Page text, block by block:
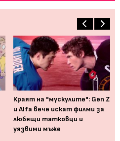
Краят на "мускулите": Gen Z
и Alfa вече искат филми за
любящи татковци и
уязвими мъже